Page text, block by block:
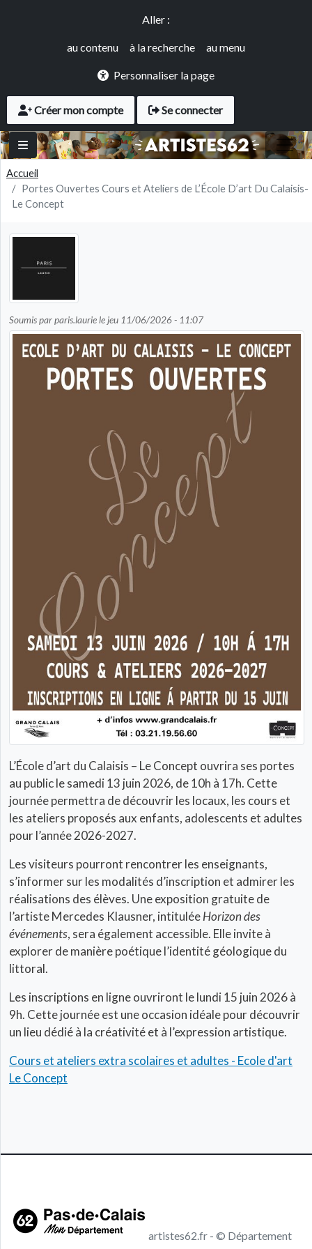
Aller :
au contenu à la recherche au menu
Personnaliser la page
User account menu
Créer mon compte Se connecter
Accueil
Portes Ouvertes Cours et Ateliers de L’École D’art Du Calaisis-
Le Concept
Soumis parparis.laurielejeu 11/06/2026 - 11:07
L’École d’art du Calaisis – Le Concept ouvrira ses portes
au public le samedi 13 juin 2026, de 10h à 17h. Cette
journée permettra de découvrir les locaux, les cours et
les ateliers proposés aux enfants, adolescents et adultes
pour l’année 2026-2027.
Les visiteurs pourront rencontrer les enseignants,
s’informer sur les modalités d’inscription et admirer les
réalisations des élèves. Une exposition gratuite de
l’artiste Mercedes Klausner, intituléeHorizon des
événements, sera également accessible. Elle invite à
explorer de manière poétique l’identité géologique du
littoral.
Les inscriptions en ligne ouvriront le lundi 15 juin 2026 à
9h. Cette journée est une occasion idéale pour découvrir
un lieu dédié à la créativité et à l’expression artistique.
Cours et ateliers extra scolaires et adultes - Ecole d'art
Le Concept
artistes62.fr - © Département